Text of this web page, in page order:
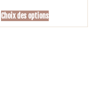
Choix des options